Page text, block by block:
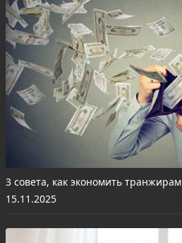
3 совета, как экономить транжирам
15.11.2025